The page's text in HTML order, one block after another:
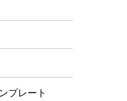
プレート